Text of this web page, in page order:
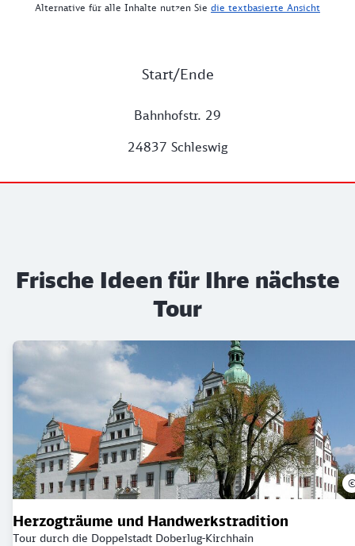
Alternative für alle Inhalte nutzen Sie die textbasierte Ansicht
Start/Ende
Bahnhofstr. 29
24837 Schleswig
Frische Ideen für Ihre nächste
Tour
Herzogträume und Handwerkstradition
Tour durch die Doppelstadt Doberlug-Kirchhain